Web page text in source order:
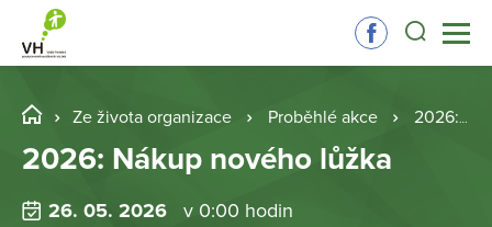
Ze života organizace Proběhlé akce 2026: Nákup nového lůžka
2026: Nákup nového lůžka
26. 05. 2026 v 0:00 hodin